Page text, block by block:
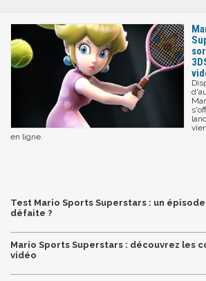
en ligne.
Test Mario Sports Superstars : un épisode
défaite ?
Mario Sports Superstars : découvrez les
vidéo